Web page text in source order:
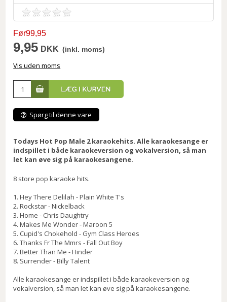
Før99,95
9,95 DKK (inkl. moms)
Vis uden moms
Spørg til denne vare
Todays Hot Pop Male 2 karaokehits. Alle karaokesange er
indspillet i både karaokeversion og vokalversion, så man
let kan øve sig på karaokesangene.
8 store pop karaoke hits.
1. Hey There Delilah - Plain White T's
2. Rockstar - Nickelback
3. Home - Chris Daughtry
4. Makes Me Wonder - Maroon 5
5. Cupid's Chokehold - Gym Class Heroes
6. Thanks Fr The Mmrs - Fall Out Boy
7. Better Than Me - Hinder
8. Surrender - Billy Talent
Alle karaokesange er indspillet i både karaokeversion og
vokalversion, så man let kan øve sig på karaokesangene.